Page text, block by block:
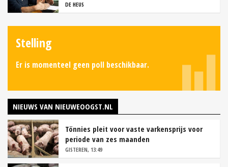
DE HEUS
Stelling
Er is momenteel geen poll beschikbaar.
NIEUWS VAN NIEUWEOOGST.NL
Tönnies pleit voor vaste varkensprijs voor
periode van zes maanden
GISTEREN, 13:49